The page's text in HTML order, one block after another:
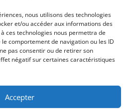
nous utilisons des technologies
et/ou accéder aux informations des
ces technologies nous permettra de
comportement de navigation ou les ID
pas consentir ou de retirer son
négatif sur certaines caractéristiques
Accepter